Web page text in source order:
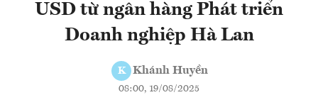
USD từ ngân hàng Phát triển
Doanh nghiệp Hà Lan
K Khánh Huyền
08:00, 19/08/2025